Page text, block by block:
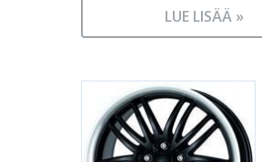
LUE LISÄÄ »